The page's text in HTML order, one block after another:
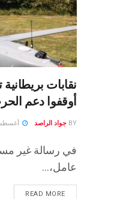
نقابات
أوقفوا دعم
BY جواد الراصد أغسطس 7,
عامل،...
READ MORE